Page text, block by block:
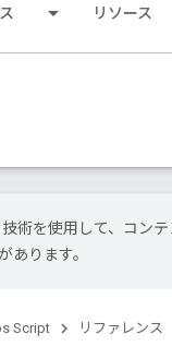
リソース
技術を使用して、コン
あります。
Script リファレンス